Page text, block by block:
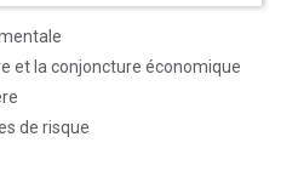
et la conjoncture économique
de risque